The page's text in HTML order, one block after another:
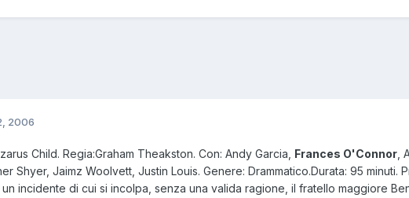
2006
Child. Regia:Graham Theakston. Con: Andy Garcia, Frances O'Connor ,
Shyer, Jaimz Woolvett, Justin Louis. Genere: Drammatico.Durata: 95
un incidente di cui si incolpa, senza una valida ragione, il fratello maggiore